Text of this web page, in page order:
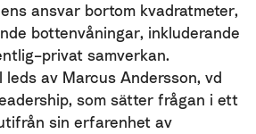
ansvar bortom kvadratmeter,
bottenvåningar, inkluderande
samverkan.
av Marcus Andersson, vd
som sätter frågan i ett
sin erfarenhet av